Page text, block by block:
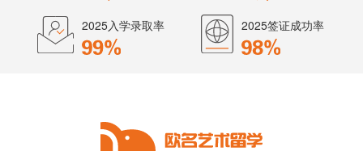
2025入学录取率 2025签证成功率